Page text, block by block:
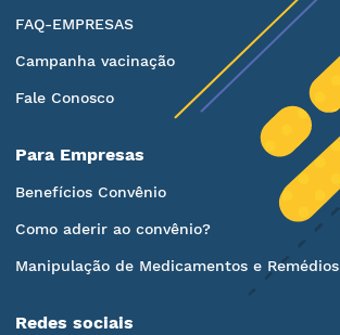
FAQ-EMPRESAS
Campanha vacinação
Fale Conosco
Para Empresas
Benefícios Convênio
Como aderir ao convênio?
Manipulação de Medicamentos e Remédios
Redes sociais